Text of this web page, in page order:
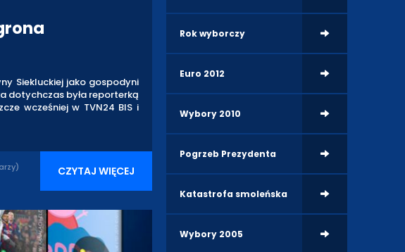
Siekluckiej jako gospodyni
dotychczas była reporterką
wcześniej w TVN24 BIS i
CZYTAJ WIĘCEJ
Rok wyborczy
Euro 2012
Wybory 2010
Pogrzeb Prezydenta
Katastrofa smoleńska
Wybory 2005